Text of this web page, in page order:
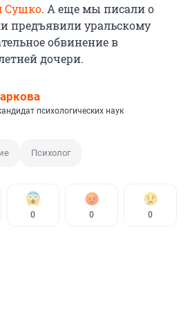
Сушко. А еще мы писали о
предъявили уральскому
обвинение в
дочери.
психологических наук
Психолог
0 0 0